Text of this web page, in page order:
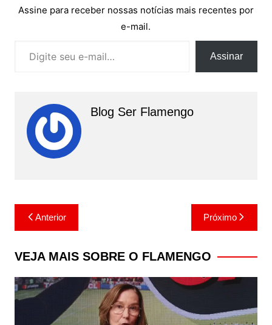
Assine para receber nossas notícias mais recentes por
e-mail.
Assinar
Blog Ser Flamengo
Navegação
de
Post
Anterior Próximo
VEJA MAIS SOBRE O FLAMENGO